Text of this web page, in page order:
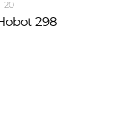
20
298